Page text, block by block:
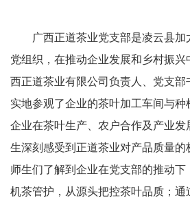
广西正道茶业党支部是凌云县
党组织，在推动企业发展和乡村振
西正道茶业有限公司负责人、党支部
实地参观了企业的茶叶加工车间与
企业在茶叶生产、农户合作及产业
生深刻感受到正道茶业对产品质量的
师生们了解到企业在党支部的推动
机茶管护，从源头把控茶叶品质；